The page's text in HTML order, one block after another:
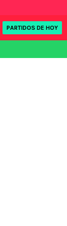
REDSPORT
PARTIDOS DE HOY